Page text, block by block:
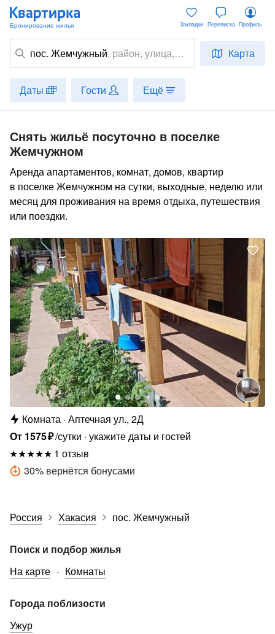
пос. Жемчужный, район, улица,
место
Карта
Закладки Переписка Профиль
Даты Гости Ещё
Снять жильё посуточно в поселке
Жемчужном
Аренда апартаментов, комнат, домов, квартир
в поселке Жемчужном на сутки, выходные, неделю или
месяц для проживания на время отдыха, путешествия
или поездки.
Комната Аптечная ул., 2Д
От 1575₽/сутки укажите даты и гостей
1 отзыв
30% вернётся бонусами
Россия Хакасия пос. Жемчужный
Поиск и подбор жилья
На карте
Комнаты
Города поблизости
Ужур